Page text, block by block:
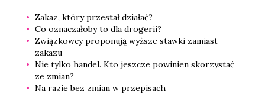
Zakaz, który przestał działać?
Co oznaczałoby to dla drogerii?
Związkowcy proponują wyższe stawki zamiast
zakazu
Nie tylko handel. Kto jeszcze powinien skorzystać
ze zmian?
Na razie bez zmian w przepisach